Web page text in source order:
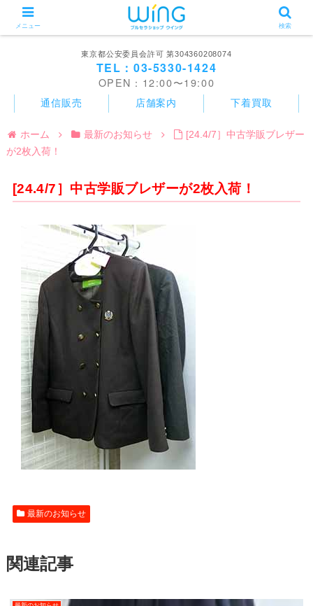
東京都公安委員会許可 第304360208074
TEL：03-5330-1424
OPEN：12:00〜19:00
通信販売 店舗案内 下着買取
ホーム 最新のお知らせ
[24.4/7］中古学販ブレザー
が2枚入荷！
[24.4/7］中古学販ブレザーが2枚入荷！
最新のお知らせ
関連記事
メニュー 検索